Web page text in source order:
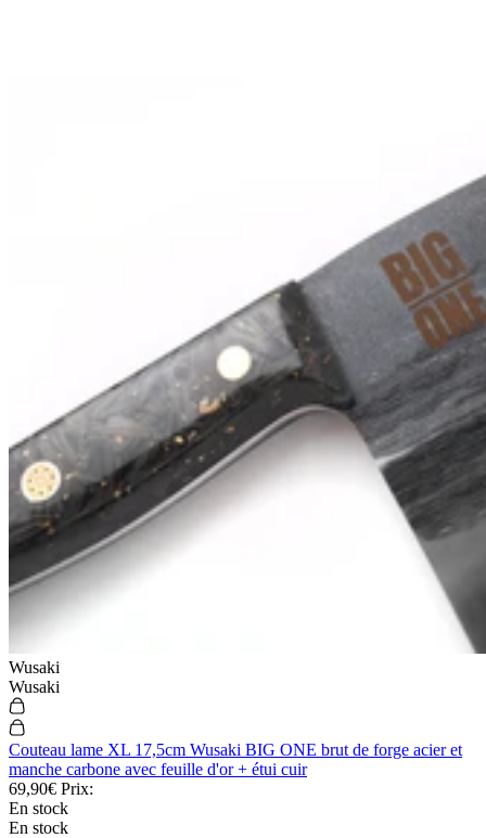
Wusaki
Wusaki
Couteau lame XL 17,5cm Wusaki BIG ONE brut de forge acier et
manche carbone avec feuille d'or + étui cuir
69,90€ Prix:
En stock
En stock